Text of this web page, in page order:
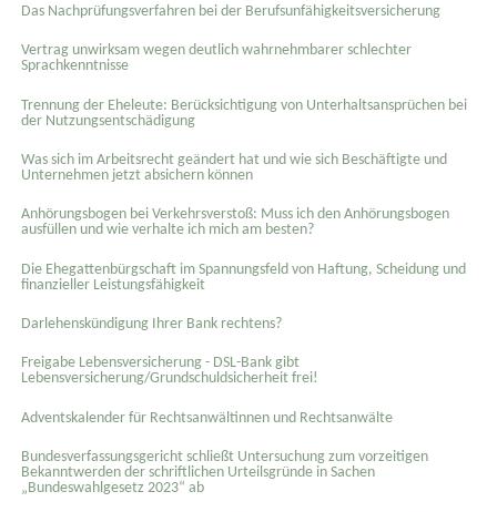
Das Nachprüfungsverfahren bei der Berufsunfähigkeitsversicherung
Vertrag unwirksam wegen deutlich wahrnehmbarer schlechter
Sprachkenntnisse
Trennung der Eheleute: Berücksichtigung von Unterhaltsansprüchen bei
der Nutzungsentschädigung
Was sich im Arbeitsrecht geändert hat und wie sich Beschäftigte und
Unternehmen jetzt absichern können
Anhörungsbogen bei Verkehrsverstoß: Muss ich den Anhörungsbogen
ausfüllen und wie verhalte ich mich am besten?
Die Ehegattenbürgschaft im Spannungsfeld von Haftung, Scheidung und
finanzieller Leistungsfähigkeit
Darlehenskündigung Ihrer Bank rechtens?
Freigabe Lebensversicherung - DSL-Bank gibt
Lebensversicherung/Grundschuldsicherheit frei!
Adventskalender für Rechtsanwältinnen und Rechtsanwälte
Bundesverfassungsgericht schließt Untersuchung zum vorzeitigen
Bekanntwerden der schriftlichen Urteilsgründe in Sachen
„Bundeswahlgesetz 2023“ ab